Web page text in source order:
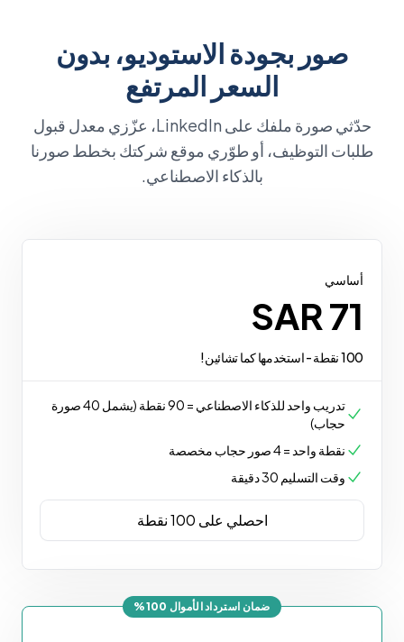
صور بجودة الاستوديو، بدون
السعر المرتفع
حدّثي صورة ملفك على LinkedIn، عزّزي معدل قبول
طلبات التوظيف، أو طوّري موقع شركتك بخطط صورنا
بالذكاء الاصطناعي.
أساسي
SAR 71
100 نقطة - استخدمها كما تشائين!
تدريب واحد للذكاء الاصطناعي = 90 نقطة (يشمل 40 صورة
حجاب)
نقطة واحد = 4 صور حجاب مخصصة
وقت التسليم 30 دقيقة
احصلي على 100 نقطة
ضمان استرداد الأموال 100%